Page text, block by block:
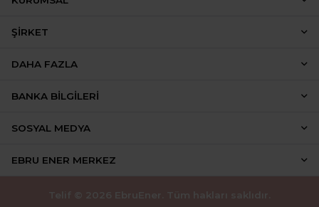
ŞIRKET
DAHA FAZLA
BANKA BILGILERI
SOSYAL MEDYA
EBRU ENER MERKEZ